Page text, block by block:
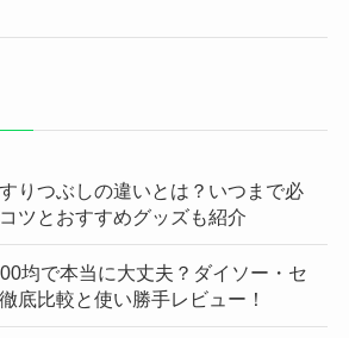
りつぶしの違いとは？いつまで必
ツとおすすめグッズも紹介
均で本当に大丈夫？ダイソー・セ
底比較と使い勝手レビュー！